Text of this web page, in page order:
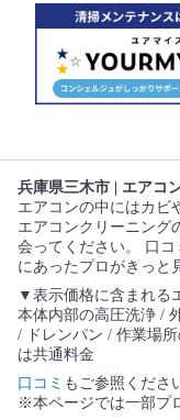
兵庫県三木市 | エアコ
エアコンの中にはカビ
エアコンクリーニング
会ってください。 口
にあったプロがきっと
▼表示価格に含まれる
本体内部の高圧洗浄 /
/ ドレンパン / 作業場
は共通料金
口コミ もご参照くださ
※本ページでは一部プ